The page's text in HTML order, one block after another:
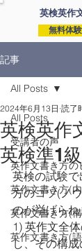
英検英作
無料体
記事
All Posts
受講者の声
英作文書き方の
英作文書き方(
英作文書き方(
英作文書き方(
All Posts
英検英作
英検準1級
2024年6月13日 読了
英検の試験
方のコツ(ノ
のが挙げられ
1) 英作文全
し、その構